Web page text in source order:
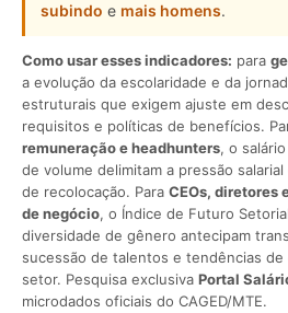
subindo e mais homens.
Como usar esses indicadores: para
a evolução da escolaridade e da
estruturais que exigem ajuste em
requisitos e políticas de benefícios.
remuneração e headhunters, o
de volume delimitam a pressão
de recolocação. Para CEOs, diretores
de negócio, o Índice de Futuro
diversidade de gênero antecipam
sucessão de talentos e tendências
setor. Pesquisa exclusiva Portal
microdados oficiais do CAGED/MTE.